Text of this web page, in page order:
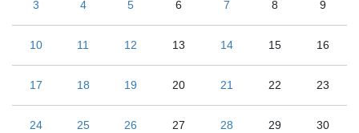
3 4 5 6 7 8 9
10 11 12 13 14 15 16
17 18 19 20 21 22 23
24 25 26 27 28 29 30